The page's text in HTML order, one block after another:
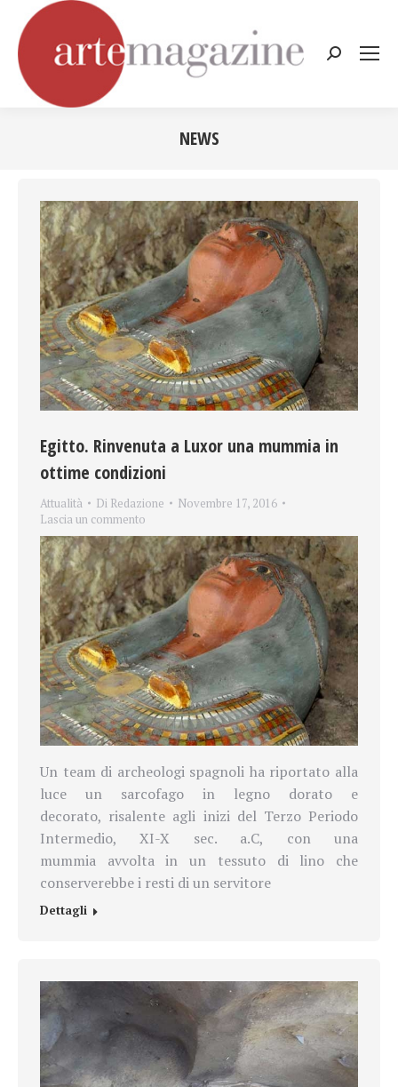
Cerca:
NEWS
Egitto. Rinvenuta a Luxor una mummia in
ottime condizioni
Attualità Di Redazione
Novembre 17, 2016
Lascia un commento
Un team di archeologi spagnoli ha riportato alla
luce un sarcofago in legno dorato e
decorato, risalente agli inizi del Terzo Periodo
Intermedio, XI-X sec. a.C, con una
mummia avvolta in un tessuto di lino che
conserverebbe i resti di un servitore
Dettagli